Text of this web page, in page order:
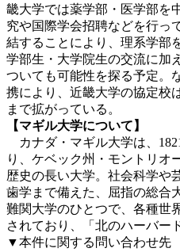
畿大学では薬学部・医学部を
究や国際学会招聘などを行っ
結することにより、理系学部
学部生・大学院生の交流に加
ついても可能性を探る予定。
携により、近畿大学の協定校
まで拡がっている。
【マギル大学について】
カナダ・マギル大学は、
り、ケベック州・モントリオ
歴史の長い大学。社会科学や
歯学まで備えた、屈指の総合
難関大学のひとつで、各種世
されており、「北のハーバー
▼本件に関する問い合わせ先